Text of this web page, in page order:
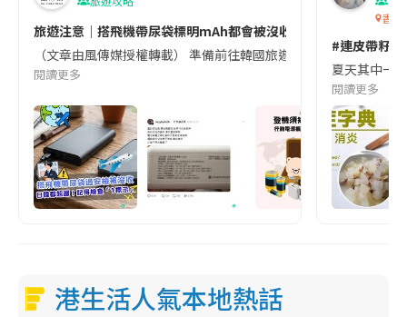
旅遊注意｜搭飛機帶尿袋標明mAh都會被沒收😱出發前切記檢查
（文章由風傳媒授權轉載） 準備前往韓國旅遊的民眾，近期要
閱讀更多
香港
#連皮帶籽
夏天其中一
閱讀更多
港生活人氣本地熱話